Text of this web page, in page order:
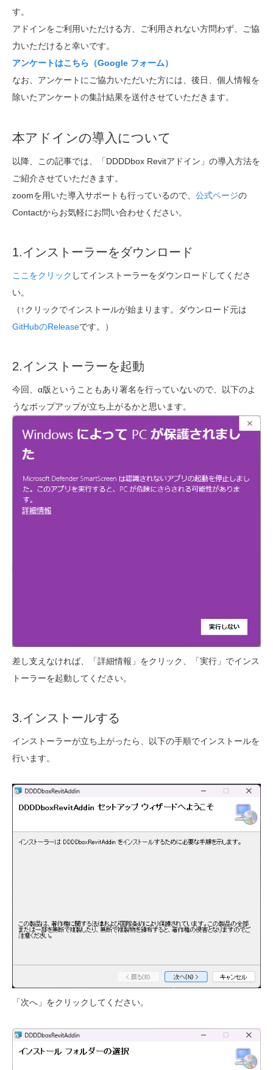
す。
アドインをご利用いただける方、ご利用されない方問わず、ご協
力いただけると幸いです。
アンケートはこちら（Google フォーム）
なお、アンケートにご協力いただいた方には、後日、個人情報を
除いたアンケートの集計結果を送付させていただきます。
本アドインの導入について
以降、この記事では、「DDDDbox Revitアドイン」の導入方法を
ご紹介させていただきます。
zoomを用いた導入サポートも行っているので、 公式ページの
Contactからお気軽にお問い合わせください。
1.インストーラーをダウンロード
ここをクリック してインストーラーをダウンロードしてくださ
い。
（↑クリックでインストールが始まります。ダウンロード元は
GitHubのReleaseです。）
2.インストーラーを起動
今回、α版ということもあり署名を行っていないので、以下のよ
うなポップアップが立ち上がるかと思います。
差し支えなければ、「詳細情報」をクリック、「実行」でインス
トーラーを起動してください。
3.インストールする
インストーラーが立ち上がったら、以下の手順でインストールを
行います。
「次へ」をクリックしてください。